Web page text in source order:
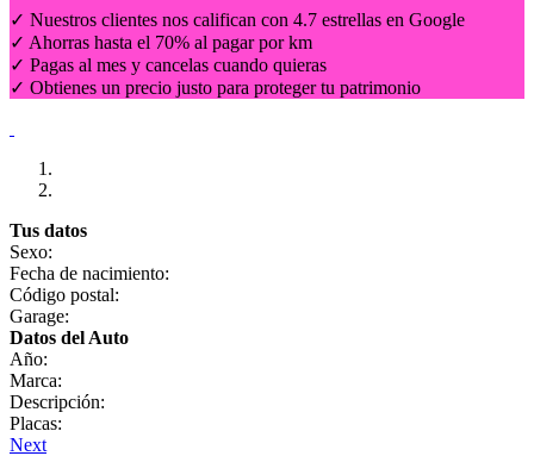
✓ Nuestros clientes nos califican con 4.7 estrellas en Google
✓ Ahorras hasta el 70% al pagar por km
✓ Pagas al mes y cancelas cuando quieras
✓ Obtienes un precio justo para proteger tu patrimonio
Tus datos
Sexo:
Fecha de nacimiento:
Código postal:
Garage:
Datos del Auto
Año:
Marca:
Descripción:
Placas:
Next